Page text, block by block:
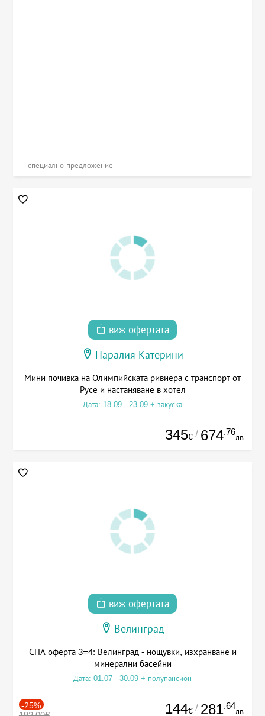
специално предложение
виж офертата
Паралия Катерини
Мини почивка на Олимпийската ривиера с транспорт от
Русе и настаняване в хотел
Дата: 18.09 - 23.09 + закуска
345€ / 674.76
лв.
виж офертата
Велинград
СПА оферта 3=4: Велинград - нощувки, изхранване и
минерални басейни
Дата: 01.07 - 30.09 + полупансион
-25% 144€ / 281.64
лв.